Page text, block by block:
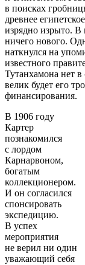
в поисках
древнее
изрядно изрыто. В
ничего нового.
наткнулся на
известного
Тутанхамона нет в
велик будет его
финансирования.
В 1906 году
Картер
познакомился
с лордом
Карнарвоном,
богатым
коллекционером.
И он согласился
спонсировать
экспедицию.
В успех
мероприятия
не верил ни один
уважающий себя